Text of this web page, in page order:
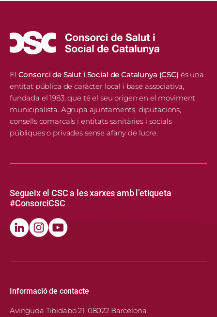
El Consorci de Salut i Social de Catalunya (CSC) és una
entitat pública de caràcter local i base associativa,
fundada el 1983, que té el seu origen en el moviment
municipalista. Agrupa ajuntaments, diputacions,
consells comarcals i entitats sanitàries i socials
públiques o privades sense afany de lucre.
Segueix el CSC a les xarxes amb l’etiqueta
#ConsorciCSC
Informació de contacte
Avinguda Tibidabo 21, 08022 Barcelona.